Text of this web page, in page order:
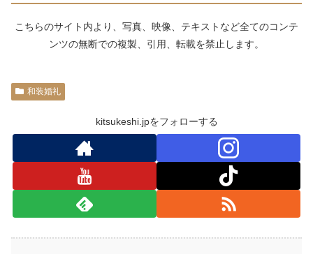
こちらのサイト内より、写真、映像、テキストなど全てのコンテ
ンツの無断での複製、引用、転載を禁止します。
和装婚礼
kitsukeshi.jpをフォローする